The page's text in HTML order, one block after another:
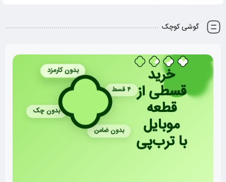
گوشی کوچک
خرید
قسطی از
قطعه
موبایل
با ترب‌پی
بدون کارمزد
۴ قسط
بدون چک
بدون ضامن